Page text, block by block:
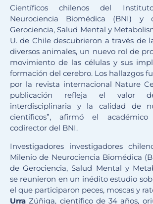
Científicos chilenos del
Neurociencia Biomédica (BNI) y
Gerociencia, Salud Mental y
U. de Chile descubrieron a través de
diversos animales, un nuevo rol de
movimiento de las células y sus
formación del cerebro. Los hallazgos
por la revista internacional Nature
publicación refleja el valor
interdisciplinaria y la calidad de
científicos”, afirmó el
codirector del BNI.
Investigadores investigadores
Milenio de Neurociencia Biomédica
de Gerociencia, Salud Mental y
se reunieron en un inédito estudio
el que participaron peces, moscas y
Urra Zúñiga, científico de 34 años,